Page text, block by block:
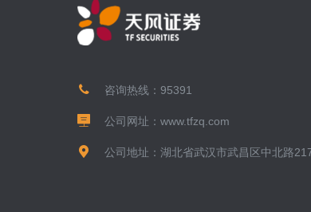
咨询热线： 95391
公司网址： www.tfzq.com
公司地址：湖北省武汉市武昌区中北路